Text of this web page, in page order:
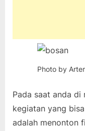
Photo by
Pada saat anda di
kegiatan yang
adalah menonton